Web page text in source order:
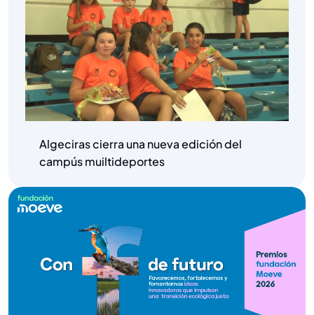
Algeciras cierra una nueva edición del
campús muiltideportes